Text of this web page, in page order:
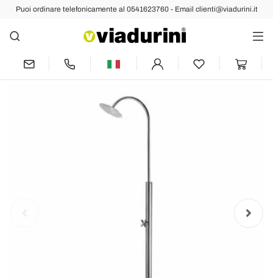
Puoi ordinare telefonicamente al 0541623760 - Email clienti@viadurini.it
Indietro Prec Succ
Doccia da Giardino in Acciaio Inox con
Soffione Rotondo Made in Italy - Norton